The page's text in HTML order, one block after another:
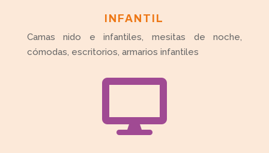
INFANTIL
Camas nido e infantiles, mesitas de noche,
cómodas, escritorios, armarios infantiles
